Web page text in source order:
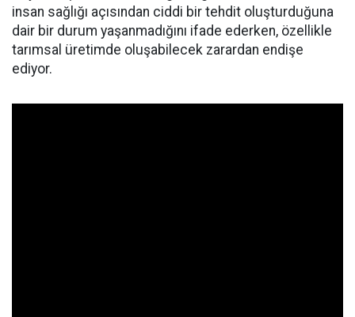
insan sağlığı açısından ciddi bir tehdit oluşturduğuna
dair bir durum yaşanmadığını ifade ederken, özellikle
tarımsal üretimde oluşabilecek zarardan endişe
ediyor.